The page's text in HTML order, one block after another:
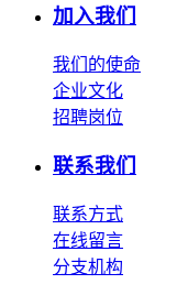
加入我们
我们的使命
企业文化
招聘岗位
联系我们
联系方式
在线留言
分支机构